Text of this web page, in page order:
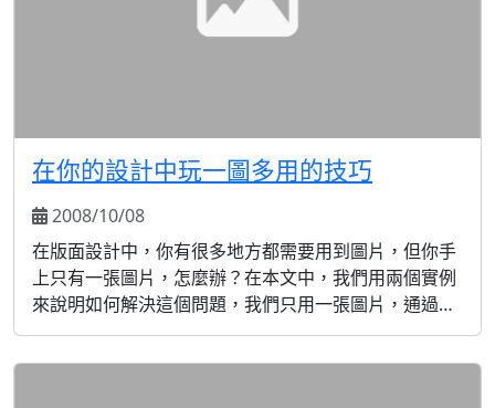
在你的設計中玩一圖多用的技巧
2008/10/08
在版面設計中，你有很多地方都需要用到圖片，但你手
上只有一張圖片，怎麼辦？在本文中，我們用兩個實例
來說明如何解決這個問題，我們只用一張圖片，通過分
解剪切，就可以將這張圖片用在不同的地方，出來的效
果非常漂亮。一張圖片，其實已經足夠！